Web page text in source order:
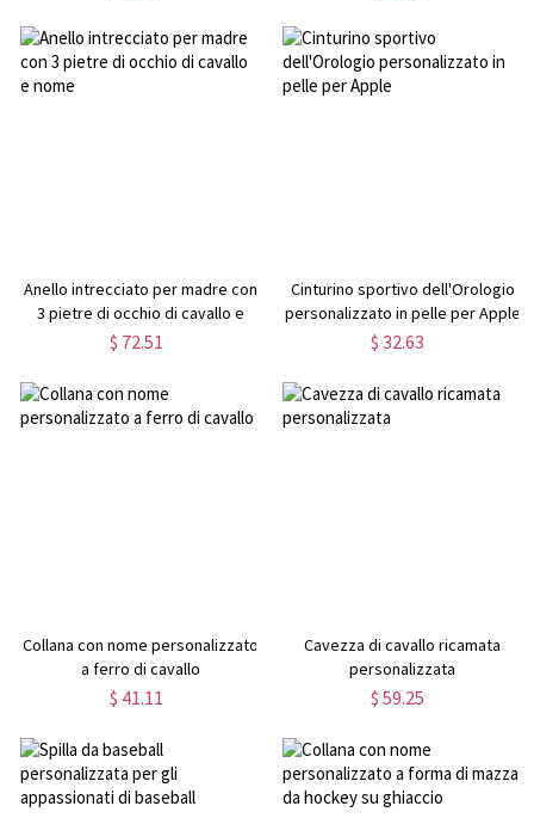
Anello intrecciato per madre con
3 pietre di occhio di cavallo e
nome
$ 72.51
Cinturino sportivo dell'Orologio
personalizzato in pelle per Apple
$ 32.63
Collana con nome personalizzato
a ferro di cavallo
$ 41.11
Cavezza di cavallo ricamata
personalizzata
$ 59.25